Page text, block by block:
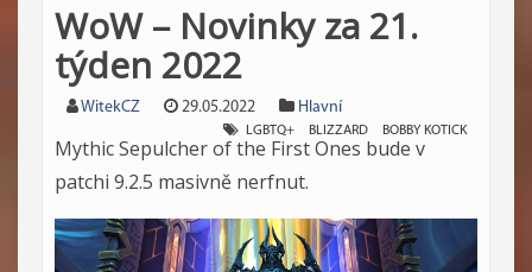
WoW – Novinky za 21.
týden 2022
WitekCZ 29.05.2022 Hlavní
LGBTQ+ BLIZZARD BOBBY KOTICK
Mythic Sepulcher of the First Ones bude v
patchi 9.2.5 masivně nerfnut.